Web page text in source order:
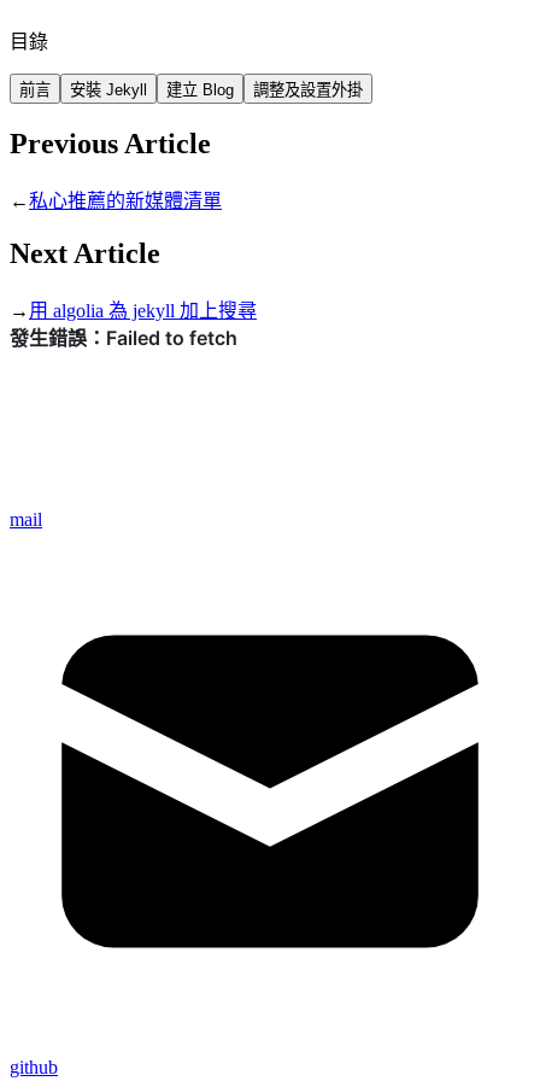
目錄
前言 安裝 Jekyll 建立 Blog 調整及設置外掛
Previous Article
←私心推薦的新媒體清單
Next Article
→ 用 algolia 為 jekyll 加上搜尋
mail
github